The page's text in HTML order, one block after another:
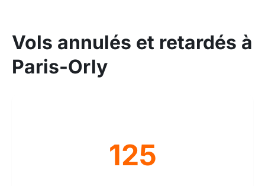
Vols annulés et retardés à
Paris-Orly
125